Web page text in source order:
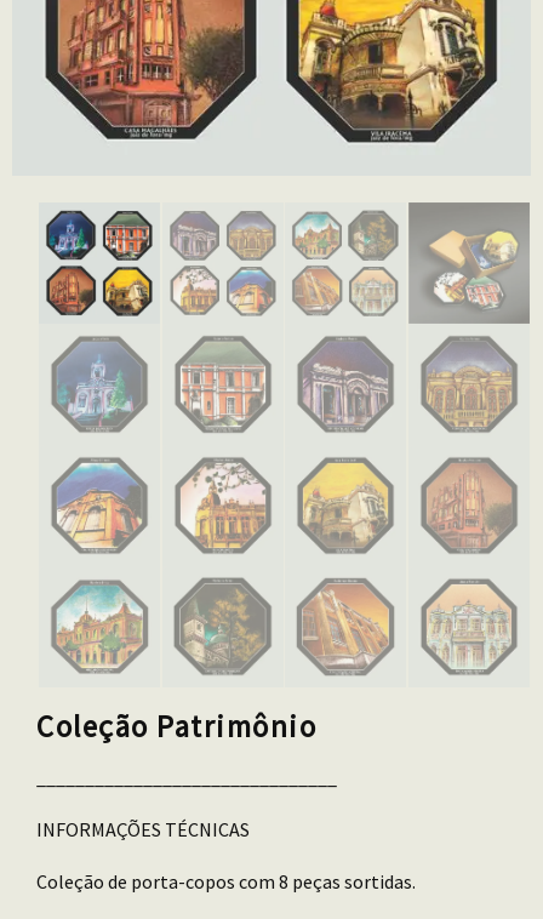
Coleção Patrimônio
INFORMAÇÕES TÉCNICAS
Coleção de porta-copos com 8 peças sortidas.